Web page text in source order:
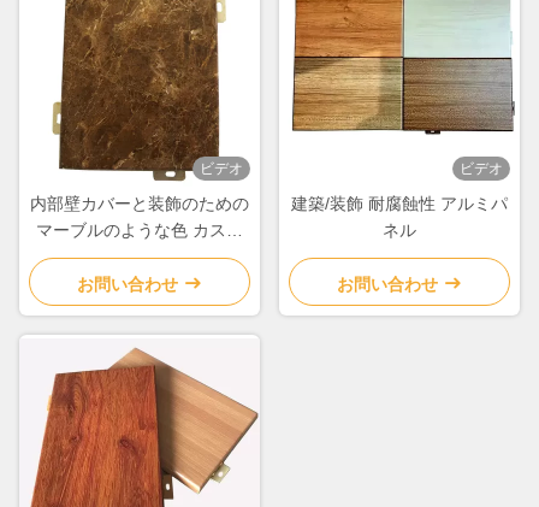
ビデオ
内部壁カバーと装飾のための
マーブルのような色 カスタ
マイズされた金属アルミニウ
ム壁パネル
お問い合わせ
ビデオ
建築/装飾 耐腐蝕性 アルミパ
ネル
お問い合わせ